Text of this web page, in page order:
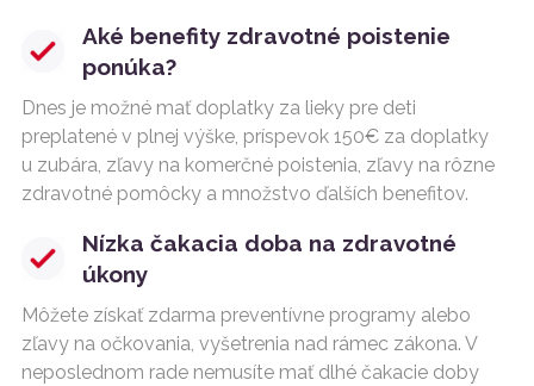
Aké benefity zdravotné poistenie
ponúka?
Dnes je možné mať doplatky za lieky pre deti
preplatené v plnej výške, príspevok 150€ za doplatky
u zubára, zľavy na komerčné poistenia, zľavy na rôzne
zdravotné pomôcky a množstvo ďalších benefitov.
Nízka čakacia doba na zdravotné
úkony
Môžete získať zdarma preventívne programy alebo
zľavy na očkovania, vyšetrenia nad rámec zákona. V
neposlednom rade nemusíte mať dlhé čakacie doby